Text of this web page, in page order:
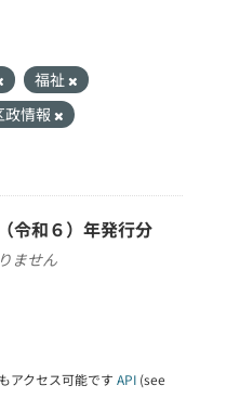
福祉
政情報
令和６）年発行分
ません
アクセス可能です API (see